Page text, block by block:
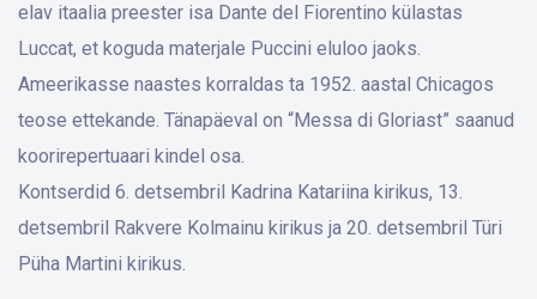
elav itaalia preester isa Dante del Fiorentino külastas
Luccat, et koguda materjale Puccini eluloo jaoks.
Ameerikasse naastes korraldas ta 1952. aastal Chicagos
teose ettekande. Tänapäeval on “Messa di Gloriast” saanud
koorirepertuaari kindel osa.
Kontserdid 6. detsembril Kadrina Katariina kirikus, 13.
detsembril Rakvere Kolmainu kirikus ja 20. detsembril Türi
Püha Martini kirikus.